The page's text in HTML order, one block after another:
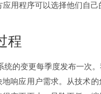
用程序可以选择他们自己
程
统的变更每季度发布一次
响应用户需求。从技术